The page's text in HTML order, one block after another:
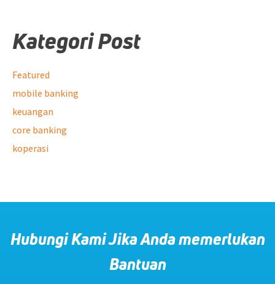
Kategori Post
Featured
mobile banking
keuangan
core banking
koperasi
Hubungi Kami Jika Anda memerlukan
Bantuan